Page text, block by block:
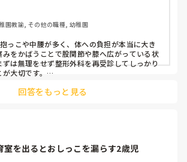
ット、湿布、痛み止め、電気などで１週間
だし、これも痛み止めや湿布で抑えて仕
立ち上がりにくくなり、痛みが走ります。
それも、膝や太ももに痛みが来始めまし
園教諭, その他の職種, 幼稚園
っこや中腰が多く、体への負担が本当に大き
みをかばうことで股関節や膝へ広がっている状
ずは無理をせず整形外科を再受診してしっかり
が大切です。
こや重い作業は周囲の先生に相談して頼むよう
回答をもっと見る
室を出るとおしっこを漏らす2歳児